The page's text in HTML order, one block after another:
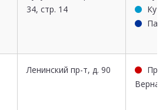
34, стр. 14
Ленинский пр-т, д. 90